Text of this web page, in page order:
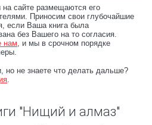
на сайте размещаются его
Приносим свои глубочайшие
если Ваша книга была
без Вашего на то согласия.
нам, и мы в срочном порядке
но не знаете что делать дальше?
.
"Нищий и алмаз"